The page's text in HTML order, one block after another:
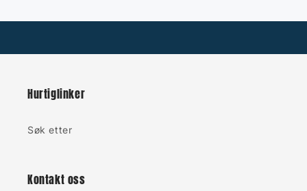
Hurtiglinker
Søk etter
Kontakt oss